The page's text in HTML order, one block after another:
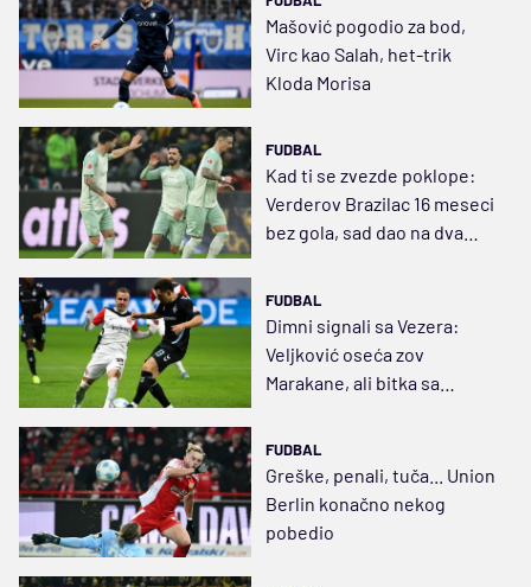
Mašović pogodio za bod,
Virc kao Salah, het-trik
Kloda Morisa
FUDBAL
Kad ti se zvezde poklope:
Verderov Brazilac 16 meseci
bez gola, sad dao na dva
FUDBAL
Dimni signali sa Vezera:
Veljković oseća zov
Marakane, ali bitka sa
FUDBAL
Greške, penali, tuča... Union
Berlin konačno nekog
pobedio